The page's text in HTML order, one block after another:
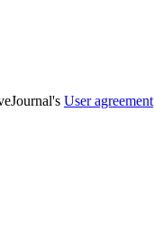
User agreement